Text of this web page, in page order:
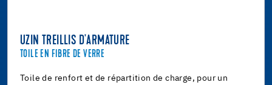
UZIN TREILLIS D'ARMATURE
TOILE EN FIBRE DE VERRE
Toile de renfort et de répartition de charge, pour un